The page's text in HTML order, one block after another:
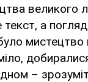
великого
текст, а
мистецтво
–